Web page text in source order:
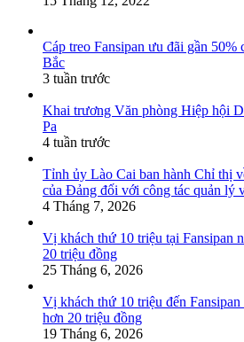
Cáp treo Fansipan ưu đãi gần
Bắc
3 tuần trước
Khai trương Văn phòng Hiệp hội
Pa
4 tuần trước
Tỉnh ủy Lào Cai ban hành Chỉ thị
của Đảng đối với công tác quản lý
4 Tháng 7, 2026
Vị khách thứ 10 triệu tại Fansipan
20 triệu đồng
25 Tháng 6, 2026
Vị khách thứ 10 triệu đến Fansipan
hơn 20 triệu đồng
19 Tháng 6, 2026